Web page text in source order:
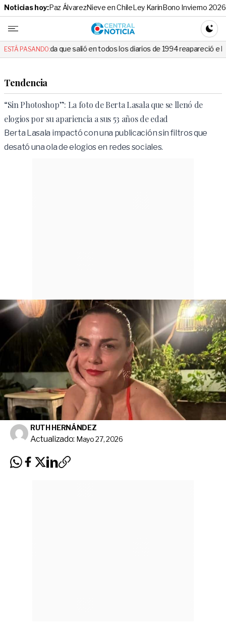
Noticias hoy:Paz ÁlvarezNieve en ChileLey KarinBono Invierno 2026
Central
ESTÁ PASANDO:
salió en todos los diarios de 1994 reapareció e hizo llorar a todos en
Tendencia
“Sin Photoshop”: La foto de Berta Lasala que se llenó de
elogios por su apariencia a sus 53 años de edad
Berta Lasala impactó con una publicación sin filtros que
desató una ola de elogios en redes sociales.
RUTH HERNÁNDEZ
Actualizado: Mayo 27, 2026